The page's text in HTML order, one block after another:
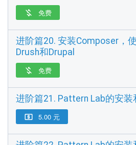
 免费
进阶篇20. 安装Composer，
Drush和Drupal
 免费
进阶篇21. Pattern Lab的安装
 5.00 元